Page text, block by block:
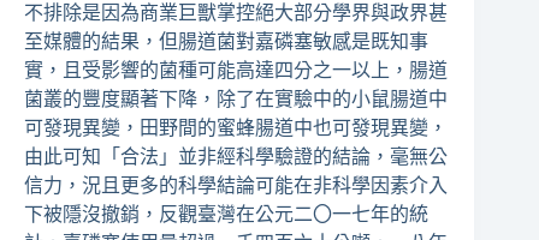
不排除是因為商業巨獸掌控絕大部分學界與政界甚
至媒體的結果，但腸道菌對嘉磷塞敏感是既知事
實，且受影響的菌種可能高達四分之一以上，腸道
菌叢的豐度顯著下降，除了在實驗中的小鼠腸道中
可發現異變，田野間的蜜蜂腸道中也可發現異變，
由此可知「合法」並非經科學驗證的結論，毫無公
信力，況且更多的科學結論可能在非科學因素介入
下被隱沒撤銷，反觀臺灣在公元二〇一七年的統